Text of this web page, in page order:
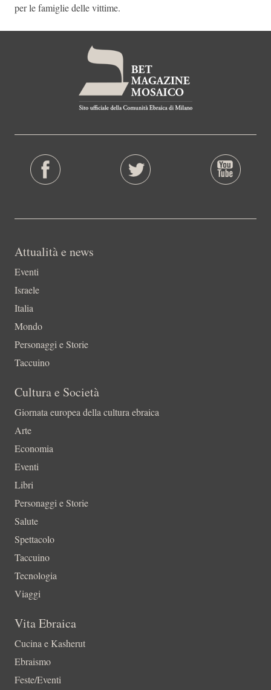
per le famiglie delle vittime.
Attualità e news
Eventi
Israele
Italia
Mondo
Personaggi e Storie
Taccuino
Cultura e Società
Giornata europea della cultura ebraica
Arte
Economia
Eventi
Libri
Personaggi e Storie
Salute
Spettacolo
Taccuino
Tecnologia
Viaggi
Vita Ebraica
Cucina e Kasherut
Ebraismo
Feste/Eventi